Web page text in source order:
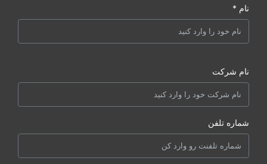
نام *
نام شرکت
شماره تلفن